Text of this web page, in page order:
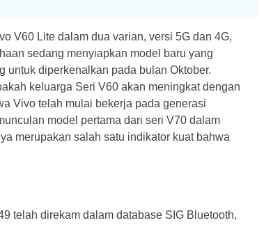
V60 Lite dalam dua varian, versi 5G dan 4G,
sedang menyiapkan model baru yang
untuk diperkenalkan pada bulan Oktober.
keluarga Seri V60 akan meningkat dengan
Vivo telah mulai bekerja pada generasi
model pertama dari seri V70 dalam
merupakan salah satu indikator kuat bahwa
telah direkam dalam database SIG Bluetooth,